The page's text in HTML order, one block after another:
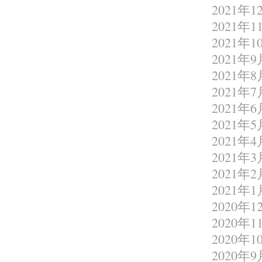
2021年
2021年
2021年
2021年9
2021年8
2021年7
2021年6
2021年5
2021年4
2021年3
2021年2
2021年1
2020年
2020年
2020年
2020年9